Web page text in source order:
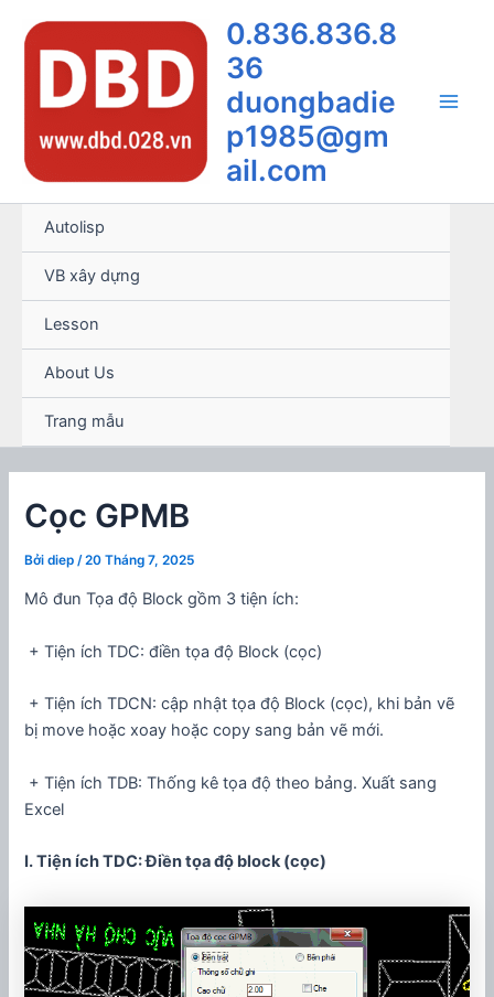
0.836.836.8
36
duongbadie
p1985@gm
ail.com
Autolisp
VB xây dựng
Lesson
About Us
Trang mẫu
Cọc GPMB
Bởidiep/20 Tháng 7, 2025
Mô đun Tọa độ Block gồm 3 tiện ích:
+ Tiện ích TDC: điền tọa độ Block (cọc)
+ Tiện ích TDCN: cập nhật tọa độ Block (cọc), khi bản vẽ
bị move hoặc xoay hoặc copy sang bản vẽ mới.
+ Tiện ích TDB: Thống kê tọa độ theo bảng. Xuất sang
Excel
I. Tiện ích TDC: Điền tọa độ block (cọc)